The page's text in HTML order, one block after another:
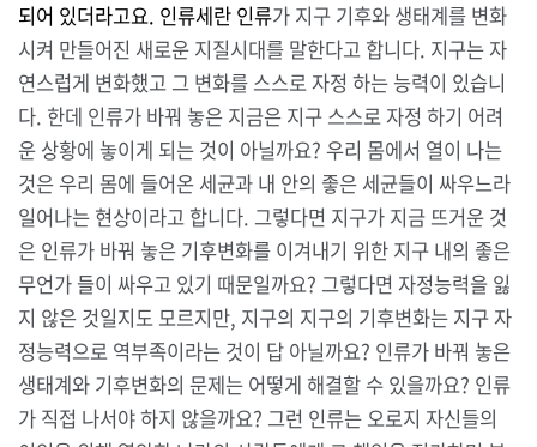
되어 있더라고요. 인류세란 인류가 지구 기후와 생태계를 변화
시켜 만들어진 새로운 지질시대를 말한다고 합니다. 지구는 자
연스럽게 변화했고 그 변화를 스스로 자정 하는 능력이 있습니
다. 한데 인류가 바꿔 놓은 지금은 지구 스스로 자정 하기 어려
운 상황에 놓이게 되는 것이 아닐까요? 우리 몸에서 열이 나는
것은 우리 몸에 들어온 세균과 내 안의 좋은 세균들이 싸우느라
일어나는 현상이라고 합니다. 그렇다면 지구가 지금 뜨거운 것
은 인류가 바꿔 놓은 기후변화를 이겨내기 위한 지구 내의 좋은
무언가 들이 싸우고 있기 때문일까요? 그렇다면 자정능력을 잃
지 않은 것일지도 모르지만, 지구의 지구의 기후변화는 지구 자
정능력으로 역부족이라는 것이 답 아닐까요? 인류가 바꿔 놓은
생태계와 기후변화의 문제는 어떻게 해결할 수 있을까요? 인류
가 직접 나서야 하지 않을까요? 그런 인류는 오로지 자신들의